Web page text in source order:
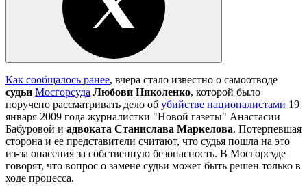
Как сообщалось ранее, вчера стало известно о самоотводе
судьи Мосгорсуда Любови Николенко, которой было
поручено рассматривать дело об убийстве националистами 19
января 2009 года журналистки "Новой газеты" Анастасии
Бабуровой и адвоката Станислава Маркелова. Потерпевшая
сторона и ее представители считают, что судья пошла на это
из-за опасения за собственную безопасность. В Мосгорсуде
говорят, что вопрос о замене судьи может быть решен только в
ходе процесса.